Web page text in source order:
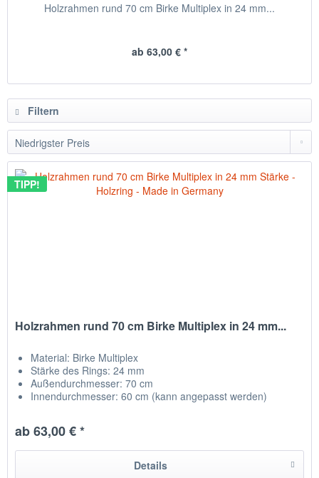
Holzrahmen rund 70 cm Birke Multiplex in 24 mm...
ab 63,00 € *
Filtern
TIPP!
Holzrahmen rund 70 cm Birke Multiplex in 24 mm...
Material: Birke Multiplex
Stärke des Rings: 24 mm
Außendurchmesser: 70 cm
Innendurchmesser: 60 cm (kann angepasst werden)
ab 63,00 € *
Details